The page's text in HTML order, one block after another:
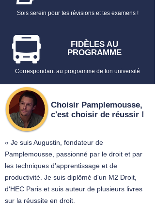
LA MONARCHIE (1814-1848), LA
DÉCOUVERTE DES RÉGIMES
FICHE N°18 – DE LA IIE RÉPUBLIQUE
AU SECOND EMPIRE (1848-1870), LA
RECHERCHE D’UNE FIGURE
APPROPRIÉE
(1870-1946), L’AVÈNEMENT DE LA
FORME PARLEMENTAIRE
FICHE N°20 – LA IVE RÉPUBLIQUE, LA
MARQUE D’UNE FORTE INSTABILITÉ
MINISTÉRIELLE (1946-1958)
➡️ Retrouve aussi :
100 Flashcards - Droit Constitutionnel
S1 - Pack Complet
Tout savoir sur les
Fiches de Droit
Sois serein pour tes révisions et tes examens !
FIDÈLES AU
PROGRAMME
Correspondant au programme de ton université
Choisir Pamplemousse,
c'est choisir de réussir !
« Je suis Augustin, fondateur de
Pamplemousse, passionné par le droit et par
les techniques d'apprentissage et de
productivité. Je suis diplômé d'un M2 Droit,
d'HEC Paris et suis auteur de plusieurs livres
sur la réussite en droit.